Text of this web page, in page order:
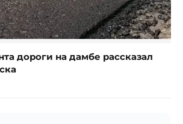
дороги на дамбе рассказал